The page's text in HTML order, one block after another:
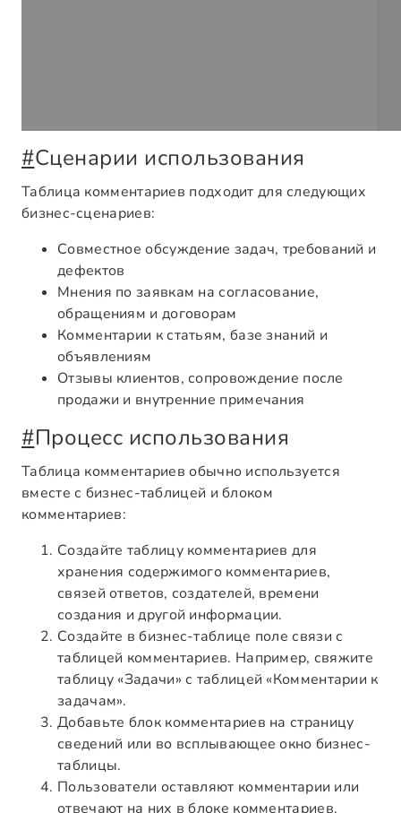
#Сценарии использования
Таблица комментариев подходит для следующих
бизнес-сценариев:
Совместное обсуждение задач, требований и
дефектов
Мнения по заявкам на согласование,
обращениям и договорам
Комментарии к статьям, базе знаний и
объявлениям
Отзывы клиентов, сопровождение после
продажи и внутренние примечания
#Процесс использования
Таблица комментариев обычно используется
вместе с бизнес-таблицей и блоком
комментариев:
Создайте таблицу комментариев для
хранения содержимого комментариев,
связей ответов, создателей, времени
создания и другой информации.
Создайте в бизнес-таблице поле связи с
таблицей комментариев. Например, свяжите
таблицу «Задачи» с таблицей «Комментарии к
задачам».
Добавьте блок комментариев на страницу
сведений или во всплывающее окно бизнес-
таблицы.
Пользователи оставляют комментарии или
отвечают на них в блоке комментариев.